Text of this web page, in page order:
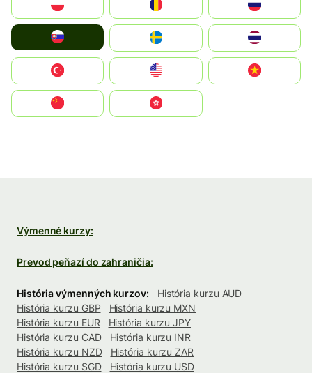
United States
中國香港特別行政區
Výmenné kurzy:
Prevod peňazí do zahraničia:
História výmenných kurzov:
História kurzu AUD
História kurzu GBP
História kurzu MXN
História kurzu EUR
História kurzu JPY
História kurzu CAD
História kurzu INR
História kurzu NZD
História kurzu ZAR
História kurzu SGD
História kurzu USD